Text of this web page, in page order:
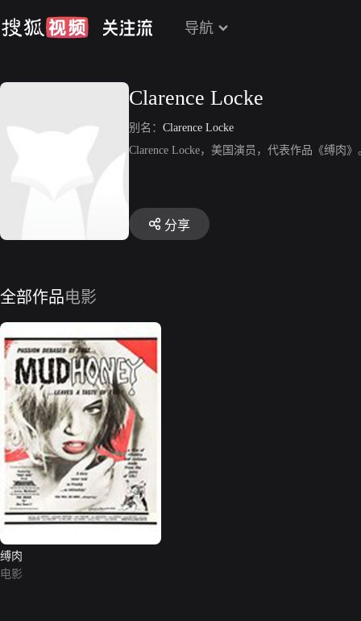
导航
Clarence Locke
别名： Clarence Locke
Clarence Locke，美国演员，代表作品《缚肉》
分享
全部作品电影
缚肉
电影